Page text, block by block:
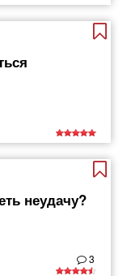
неудачу?
3